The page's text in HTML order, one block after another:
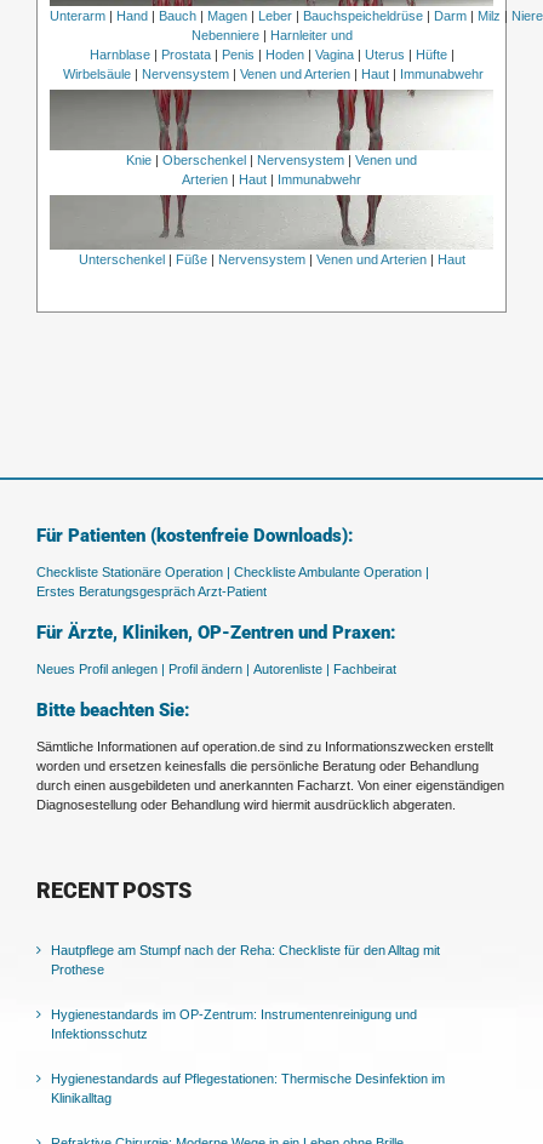
Unterarm| Hand| Bauch| Magen| Leber| Bauchspeicheldrüse| Darm| Milz |
Nebenniere| Harnleiter und
Harnblase| Prostata| Penis | Hoden| Vagina| Uterus | Hüfte|
Wirbelsäule | Nervensystem | Venen und Arterien | Haut | Immunabwehr
Knie Oberschenkel Nervensystem
Venen und
Arterien
Haut Immunabwehr
Unterschenkel Füße| Nervensystem| Venen und Arterien| Haut
Für Patienten (kostenfreie Downloads):
Checkliste Stationäre Operation | Checkliste Ambulante Operation |
Erstes Beratungsgespräch Arzt-Patient
Für Ärzte, Kliniken, OP-Zentren und Praxen:
Neues Profil anlegen | Profil ändern | Autorenliste | Fachbeirat
Bitte beachten Sie:
Sämtliche Informationen auf operation.de sind zu Informationszwecken erstellt
worden und ersetzen keinesfalls die persönliche Beratung oder Behandlung
durch einen ausgebildeten und anerkannten Facharzt. Von einer eigenständigen
Diagnosestellung oder Behandlung wird hiermit ausdrücklich abgeraten.
RECENT POSTS
Hautpflege am Stumpf nach der Reha: Checkliste für den Alltag mit
Prothese
Hygienestandards im OP-Zentrum: Instrumentenreinigung und
Infektionsschutz
Hygienestandards auf Pflegestationen: Thermische Desinfektion im
Klinikalltag